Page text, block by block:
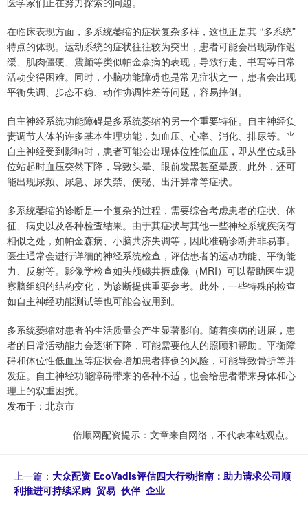
在临床表现方面，多系统萎缩的症状复杂多样，这也正是其 “多系统”
特点的体现。运动系统的症状往往较为突出，患者可能会出现动作迟
缓、肌肉僵硬、震颤等类似帕金森病的表现，导致行走、书写等日常
活动变得困难。同时，小脑功能障碍也是常见症状之一，患者会出现
平衡失调、步态不稳、动作协调性差等问题，容易摔倒。
自主神经系统功能障碍是多系统萎缩的另一个重要特征。自主神经负
责调节人体的许多基本生理功能，如血压、心率、消化、排尿等。当
自主神经受到影响时，患者可能会出现体位性低血压，即从坐位或卧
位站起时血压突然下降，导致头晕、眼前发黑甚至晕厥。此外，还可
能出现尿频、尿急、尿失禁、便秘、出汗异常等症状。
多系统萎缩的诊断是一个复杂的过程，需要综合考虑患者的症状、体
征、病史以及各种检查结果。由于其症状与其他一些神经系统疾病有
相似之处，如帕金森病、小脑共济失调等，因此准确诊断并非易事。
医生通常会进行详细的神经系统检查，评估患者的运动功能、平衡能
力、反射等。影像学检查如头颅磁共振成像（MRI）可以帮助医生观
察脑组织的结构变化，为诊断提供重要参考。此外，一些特殊的检查
如自主神经功能测试等也可能会被用到。
多系统萎缩对患者的生活质量会产生显著影响。随着疾病的进展，患
者的日常活动能力会逐渐下降，可能需要他人的照顾和帮助。平衡障
碍和体位性低血压等症状会增加患者摔倒的风险，可能导致骨折等并
发症。自主神经功能障碍带来的各种不适，也会给患者带来身体和心
理上的双重困扰。
发布于：北京市
倍顺网配资提示：文章来自网络，不代表本站观点。
上一篇： 大众配资 EcoVadis评估四大行动指南：助力请求公司顺
利推进可持续采购_贸易_伙伴_企业